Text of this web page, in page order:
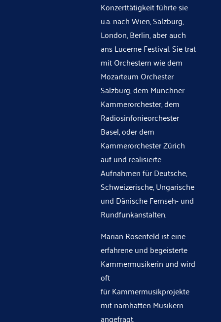
Konzerttätigkeit führte sie
u.a. nach Wien, Salzburg,
London, Berlin, aber auch
ans Lucerne Festival. Sie trat
mit Orchestern wie dem
Mozarteum Orchester
Salzburg, dem Münchner
Kammerorchester, dem
Radiosinfonieorchester
Basel, oder dem
Kammerorchester Zürich
auf und realisierte
Aufnahmen für Deutsche,
Schweizerische, Ungarische
und Dänische Fernseh- und
Rundfunkanstalten.
Marian Rosenfeld ist eine
erfahrene und begeisterte
Kammermusikerin und wird
oft
für Kammermusikprojekte
mit namhaften Musikern
angefragt.